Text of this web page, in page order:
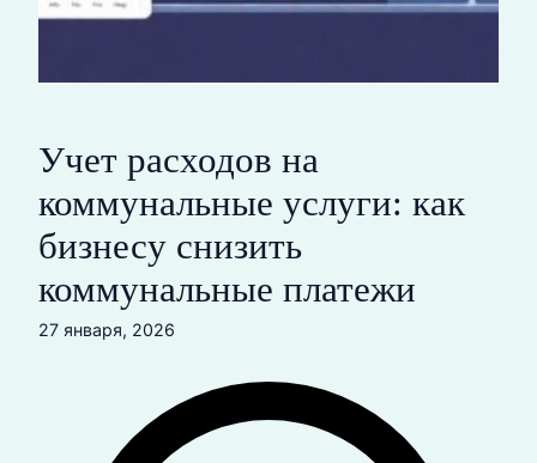
Учет расходов на
коммунальные услуги: как
бизнесу снизить
коммунальные платежи
27 января, 2026